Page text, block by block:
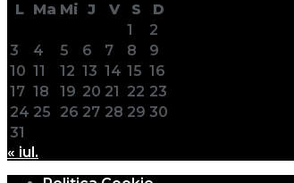
L Ma Mi J V S
D
1
2
3
4 5 6 7 8
9
10 11 12 13 14 15 16
17 18 19 20 21 22 23
24 25 26 27 28 29 30
31
« iul.